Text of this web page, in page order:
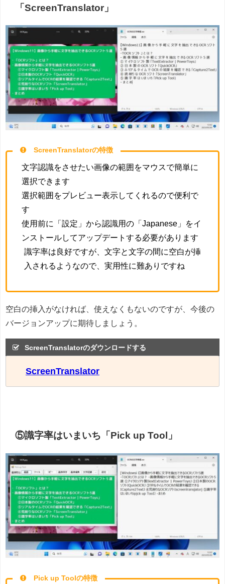
「ScreenTranslator」
ScreenTranslatorの特徴
文字認識をさせたい画像の範囲をマウスで簡単に
選択できます
選択範囲をプレビュー表示してくれるので便利で
す
使用前に「設定」から認識用の「Japanese」をイ
ンストールしてアップデートする必要があります
識字率は良好ですが、文字と文字の間に空白が挿
入されるようなので、実用性に難ありですね
空白の挿入がなければ、使えなくもないのですが、今後の
バージョンアップに期待しましょう。
ScreenTranslatorのダウンロードする
ScreenTranslator
⑤識字率はいまいち「Pick up Tool」
Pick up Toolの特徴